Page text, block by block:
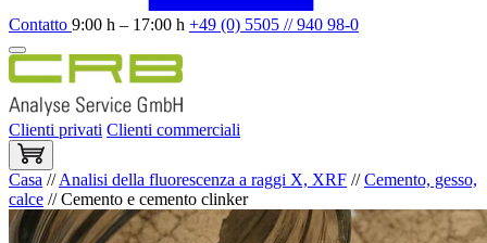
Contatto 9:00 h – 17:00 h +49 (0) 5505 // 940 98-0
Clienti privati Clienti commerciali
Casa //Analisi della fluorescenza a raggi X, XRF //Cemento, gesso,
calce //Cemento e cemento clinker